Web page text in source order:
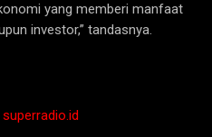
yang memberi manfaat
investor,” tandasnya.
superradio.id